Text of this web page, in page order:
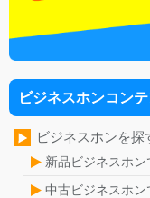
ビジネスホンコン
ビジネスホンを探
新品ビジネスホン
中古ビジネスホン